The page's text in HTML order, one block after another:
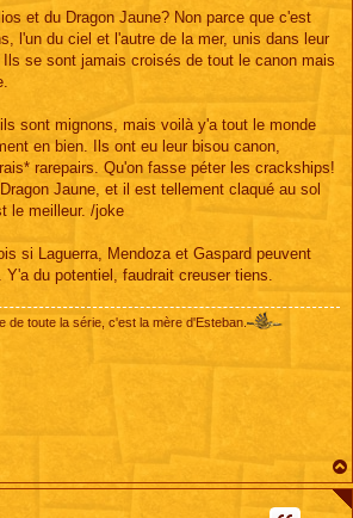
et du Dragon Jaune? Non parce que c'est
l'un du ciel et l'autre de la mer, unis dans leur
se sont jamais croisés de tout le canon mais
sont mignons, mais voilà y'a tout le monde
en bien. Ils ont eu leur bisou canon,
rarepairs. Qu'on fasse péter les crackships!
Jaune, et il est tellement claqué au sol
le meilleur. /joke
si Laguerra, Mendoza et Gaspard peuvent
du potentiel, faudrait creuser tiens.
de toute la série, c'est la mère d'Esteban.